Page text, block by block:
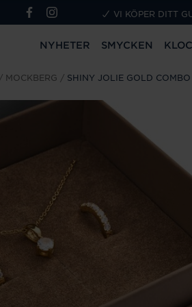
VI KÖPER DITT
NYHETER SMYCKEN
MOCKBERG SHINY JOLIE GOLD COMBO